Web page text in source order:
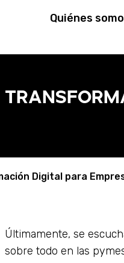
Quiénes
Digital para
Últimamente, se
sobre todo en las